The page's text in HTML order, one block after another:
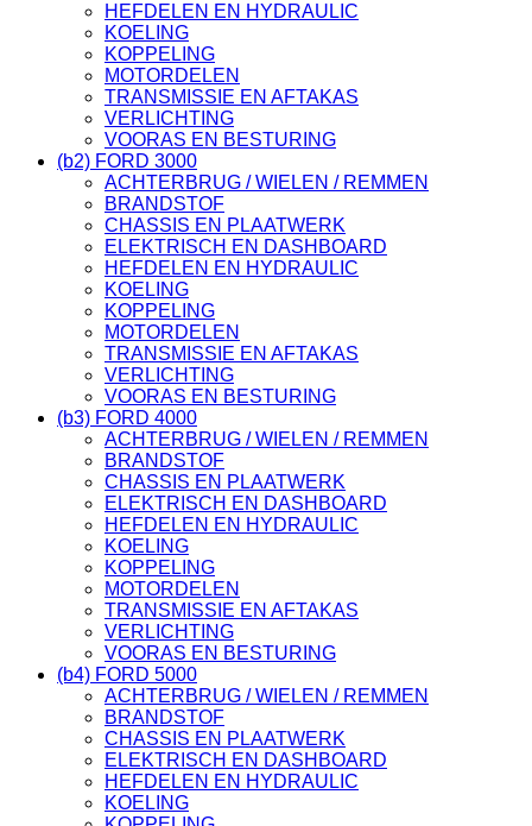
HEFDELEN EN HYDRAULIC
KOELING
KOPPELING
MOTORDELEN
TRANSMISSIE EN AFTAKAS
VERLICHTING
VOORAS EN BESTURING
(b2) FORD 3000
ACHTERBRUG / WIELEN / REMMEN
BRANDSTOF
CHASSIS EN PLAATWERK
ELEKTRISCH EN DASHBOARD
HEFDELEN EN HYDRAULIC
KOELING
KOPPELING
MOTORDELEN
TRANSMISSIE EN AFTAKAS
VERLICHTING
VOORAS EN BESTURING
(b3) FORD 4000
ACHTERBRUG / WIELEN / REMMEN
BRANDSTOF
CHASSIS EN PLAATWERK
ELEKTRISCH EN DASHBOARD
HEFDELEN EN HYDRAULIC
KOELING
KOPPELING
MOTORDELEN
TRANSMISSIE EN AFTAKAS
VERLICHTING
VOORAS EN BESTURING
(b4) FORD 5000
ACHTERBRUG / WIELEN / REMMEN
BRANDSTOF
CHASSIS EN PLAATWERK
ELEKTRISCH EN DASHBOARD
HEFDELEN EN HYDRAULIC
KOELING